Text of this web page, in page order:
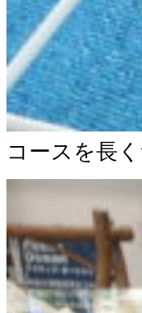
コースを長